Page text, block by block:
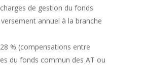
de gestion du fonds
annuel à la branche
% (compensations entre
du fonds commun des AT ou